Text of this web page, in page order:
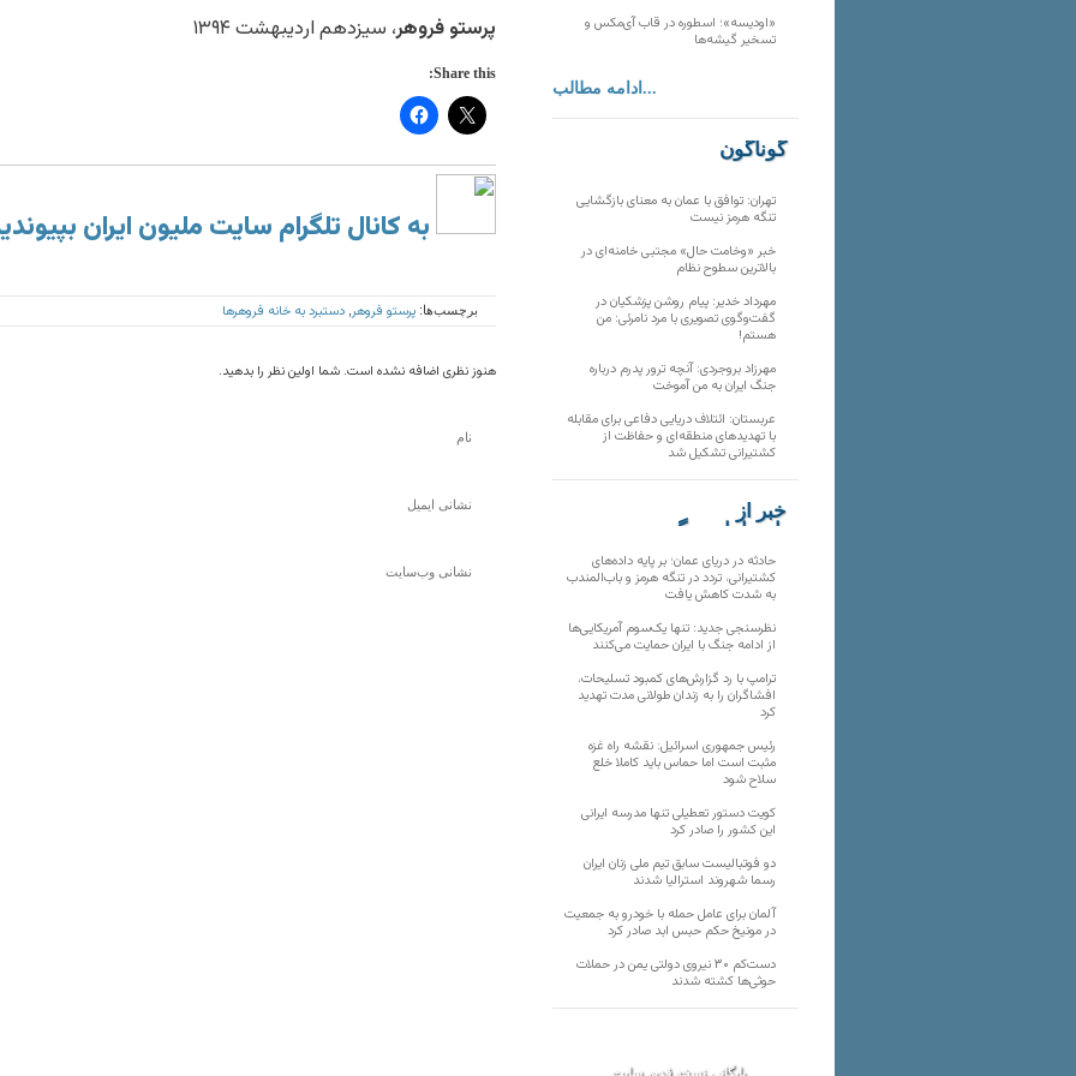
پرستو فروهر، سیزدهم اردیبهشت ۱۳۹۴
Share this:
به کانال تلگرام سایت ملیون ایران
برچسب‌ها: پرستو فروهر دستبرد به خانه فروهرها
هنوز نظری اضافه نشده است. شما اولین نظر را بدهید.
«اودیسه»؛ اسطوره در قاب آی‌مکس و
تسخیر گیشه‌ها
ادامه مطالب...
گوناگون
تهران: توافق با عمان به معنای بازگشایی
تنگه هرمز نیست
خبر «وخامت حال» مجتبی خامنه‌ای در
بالاترین سطوح نظام
مهرداد خدیر: پیام روشن پزشکیان در
گفت‌و‌گوی تصویری با مرد نامرئی: من
هستم!
مهرزاد بروجردی: آنچه ترور پدرم درباره
جنگ ایران به من آموخت
عربستان: ائتلاف دریایی دفاعی برای مقابله
با تهدیدهای منطقه‌ای و حفاظت از
کشتیرانی تشکیل شد
خبر از
تارنماهای دیگر
حادثه در دریای عمان؛ بر پایه داده‌های
کشتیرانی، تردد در تنگه هرمز و باب‌المندب
به شدت کاهش یافت
نظرسنجی جدید: تنها یک‌سوم آمریکایی‌ها
از ادامه جنگ با ایران حمایت می‌کنند
ترامپ با رد گزارش‌های کمبود تسلیحات،
افشاگران را به زندان طولانی مدت تهدید
کرد
رئیس‌ جمهوری اسرائیل: نقشه راه غزه
مثبت است اما حماس باید کاملا خلع
سلاح شود
کویت دستور تعطیلی تنها مدرسه ایرانی
این کشور را صادر کرد
دو فوتبالیست سابق تیم ملی زنان ایران
رسما شهروند استرالیا شدند
آلمان برای عامل حمله با خودرو به جمعیت
در مونیخ حکم حبس ابد صادر کرد
دست‌کم ۳۰ نیروی دولتی یمن در حملات
حوثی‌ها کشته شدند
بایگانی نسخه قدیم سایت